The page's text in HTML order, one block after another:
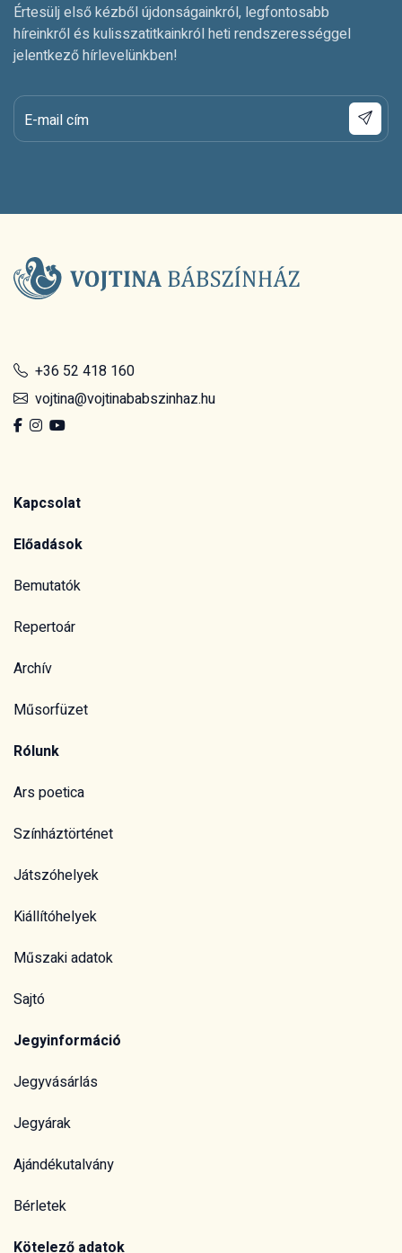
Értesülj első kézből újdonságainkról, legfontosabb
híreinkről és kulisszatitkainkról heti rendszerességgel
jelentkező hírlevelünkben!
E-mail cím
+36 52 418 160
vojtina@vojtinababszinhaz.hu
Kapcsolat
Előadások
Bemutatók
Repertoár
Archív
Műsorfüzet
Rólunk
Ars poetica
Színháztörténet
Játszóhelyek
Kiállítóhelyek
Műszaki adatok
Sajtó
Jegyinformáció
Jegyvásárlás
Jegyárak
Ajándékutalvány
Bérletek
Kötelező adatok